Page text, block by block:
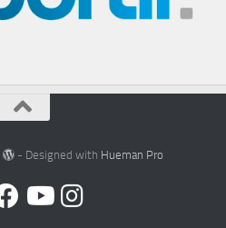
- Designed with Hueman Pro